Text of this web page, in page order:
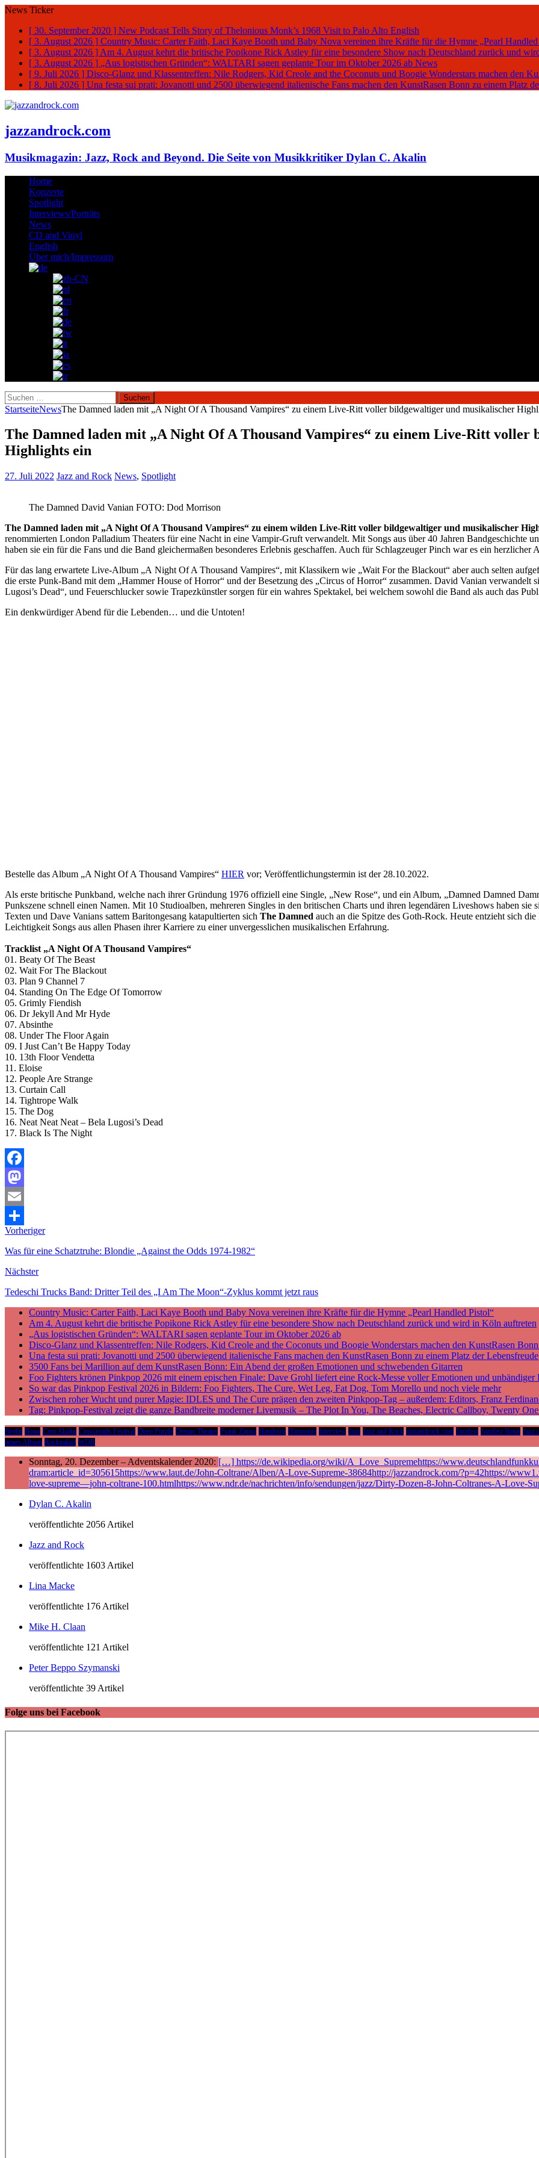
News Ticker
[ 30. September 2020 ] New Podcast Tells Story of Thelonious Monk’s 1968 Visit to Palo Alto English
[ 3. August 2026 ] Country Music: Carter Faith, Laci Kaye Booth und Baby Nova vereinen ihre Kräfte für die Hymne „Pearl Handled
[ 3. August 2026 ] Am 4. August kehrt die britische Popikone Rick Astley für eine besondere Show nach Deutschland zurück und
[ 3. August 2026 ] „Aus logistischen Gründen“: WALTARI sagen geplante Tour im Oktober 2026 ab News
[ 9. Juli 2026 ] Disco-Glanz und Klassentreffen: Nile Rodgers, Kid Creole and the Coconuts und Boogie Wonderstars machen den
[ 8. Juli 2026 ] Una festa sui prati: Jovanotti und 2500 überwiegend italienische Fans machen den KunstRasen Bonn zu einem Platz
jazzandrock.com
Musikmagazin: Jazz, Rock and Beyond. Die Seite von Musikkritiker Dylan C. Akalin
Home
Konzerte
Spotlight
Interviews/Porträts
News
CD and Vinyl
English
Über mich/Impressum
Suchen
nach:
StartseiteNewsThe Damned laden mit „A Night Of A Thousand Vampires“ zu einem Live-Ritt voller bildgewaltiger und musikalischer
The Damned laden mit „A Night Of A Thousand Vampires“ zu einem Live-Ritt
Highlights ein
27. Juli 2022 Jazz and Rock News, Spotlight
The Damned David Vanian FOTO: Dod Morrison
The Damned laden mit „A Night Of A Thousand Vampires“ zu einem wilden Live-Ritt voller bildgewaltiger und musikalischer
renommierten London Palladium Theaters für eine Nacht in eine Vampir-Gruft verwandelt. Mit Songs aus über 40 Jahren Bandgeschichte
haben sie ein für die Fans und die Band gleichermaßen besonderes Erlebnis geschaffen. Auch für Schlagzeuger Pinch war es ein
Für das lang erwartete Live-Album „A Night Of A Thousand Vampires“, mit Klassikern wie „Wait For the Blackout“ aber auch selten
die erste Punk-Band mit dem „Hammer House of Horror“ und der Besetzung des „Circus of Horror“ zusammen. David Vanian
Lugosi’s Dead“, und Feuerschlucker sowie Trapezkünstler sorgen für ein wahres Spektakel, bei welchem sowohl die Band als auch das
Ein denkwürdiger Abend für die Lebenden… und die Untoten!
Bestelle das Album „A Night Of A Thousand Vampires“ HIER vor; Veröffentlichungstermin ist der 28.10.2022.
Als erste britische Punkband, welche nach ihrer Gründung 1976 offiziell eine Single, „New Rose“, und ein Album, „Damned Damned
Punkszene schnell einen Namen. Mit 10 Studioalben, mehreren Singles in den britischen Charts und ihren legendären Liveshows haben sie
Texten und Dave Vanians sattem Baritongesang katapultierten sich The Damned auch an die Spitze des Goth-Rock. Heute entzieht sich
Leichtigkeit Songs aus allen Phasen ihrer Karriere zu einer unvergesslichen musikalischen Erfahrung.
Tracklist „A Night Of A Thousand Vampires“
01. Beaty Of The Beast
02. Wait For The Blackout
03. Plan 9 Channel 7
04. Standing On The Edge Of Tomorrow
05. Grimly Fiendish
06. Dr Jekyll And Mr Hyde
07. Absinthe
08. Under The Floor Again
09. I Just Can’t Be Happy Today
10. 13th Floor Vendetta
11. Eloise
12. People Are Strange
13. Curtain Call
14. Tightrope Walk
15. The Dog
16. Neat Neat Neat – Bela Lugosi’s Dead
17. Black Is The Night
Facebook
Mastodon
Email
Teilen
Vorheriger
Was für eine Schatztruhe: Blondie „Against the Odds 1974-1982“
Nächster
Tedeschi Trucks Band: Dritter Teil des „I Am The Moon“-Zyklus kommt jetzt raus
Country Music: Carter Faith, Laci Kaye Booth und Baby Nova vereinen ihre Kräfte für die Hymne „Pearl Handled Pistol“
Am 4. August kehrt die britische Popikone Rick Astley für eine besondere Show nach Deutschland zurück und wird in Köln auftreten
„Aus logistischen Gründen“: WALTARI sagen geplante Tour im Oktober 2026 ab
Disco-Glanz und Klassentreffen: Nile Rodgers, Kid Creole and the Coconuts und Boogie Wonderstars machen den KunstRasen
Una festa sui prati: Jovanotti und 2500 überwiegend italienische Fans machen den KunstRasen Bonn zu einem Platz der Lebensfreude
3500 Fans bei Marillion auf dem KunstRasen Bonn: Ein Abend der großen Emotionen und schwebenden Gitarren
Foo Fighters krönen Pinkpop 2026 mit einem epischen Finale: Dave Grohl liefert eine Rock-Messe voller Emotionen und unbändiger
So war das Pinkpop Festival 2026 in Bildern: Foo Fighters, The Cure, Wet Leg, Fat Dog, Tom Morello und noch viele mehr
Zwischen roher Wucht und purer Magie: IDLES und The Cure prägen den zweiten Pinkpop-Tag – außerdem: Editors, Franz
Tag: Pinkpop-Festival zeigt die ganze Bandbreite moderner Livemusik – The Plot In You, The Beaches, Electric Callboy, Twenty
Berlin Bonn Cem Akalin Crossroads Festival Deep Purple Dream Theater Frank Zappa Hamburg Harmonie Interview Jazz Jazz and Rock jazzandrock.com Jazzfest Jazzfest Bonn Jazz
neues Album Rockpalast WDR
Sonntag, 20. Dezember – Adventskalender 2020: […] https://de.wikipedia.org/wiki/A_Love_Supremehttps://
dram:article_id=305615https://www.laut.de/John-Coltrane/Alben/A-Love-Supreme-38684http://jazzandrock.com/?p=42https://
love-supreme—john-coltrane-100.htmlhttps://www.ndr.de/nachrichten/info/sendungen/jazz/Dirty-Dozen-8-John-Coltranes-A-Love-
Dylan C. Akalin
veröffentlichte 2056 Artikel
Jazz and Rock
veröffentlichte 1603 Artikel
Lina Macke
veröffentlichte 176 Artikel
Mike H. Claan
veröffentlichte 121 Artikel
Peter Beppo Szymanski
veröffentlichte 39 Artikel
Folge uns bei Facebook